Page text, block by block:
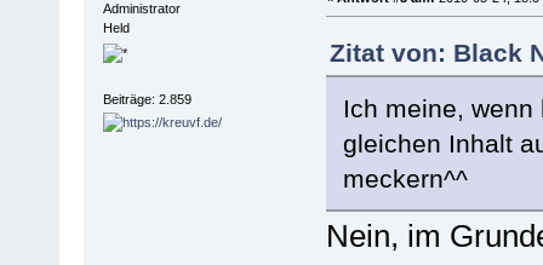
Administrator
Held
Beiträge: 2.859
Zitat von: Black
Ich meine,
gleichen Inhalt
meckern^^
Nein, im